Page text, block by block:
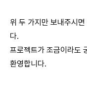
위 두 가지만 보내주시
다.
프로젝트가 조금이라도
환영합니다.